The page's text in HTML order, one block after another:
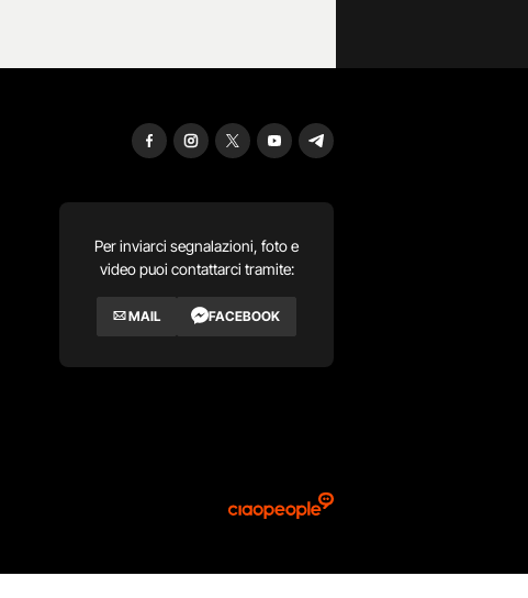
Per inviarci segnalazioni, foto e
video puoi contattarci tramite:
MAIL FACEBOOK